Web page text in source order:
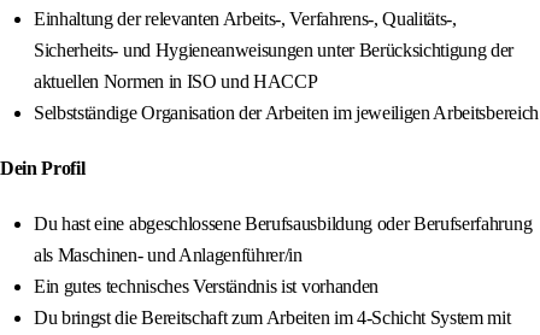
Einhaltung der relevanten Arbeits-, Verfahrens-, Qualitäts-,
Sicherheits- und Hygieneanweisungen unter Berücksichtigung der
aktuellen Normen in ISO und HACCP
Selbstständige Organisation der Arbeiten im jeweiligen Arbeitsbereich
Dein Profil
Du hast eine abgeschlossene Berufsausbildung oder Berufserfahrung
als Maschinen- und Anlagenführer/in
Ein gutes technisches Verständnis ist vorhanden
Du bringst die Bereitschaft zum Arbeiten im 4-Schicht System mit